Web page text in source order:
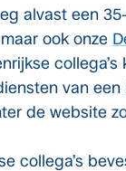
alvast een
ook onze
van een
de website
collega’s